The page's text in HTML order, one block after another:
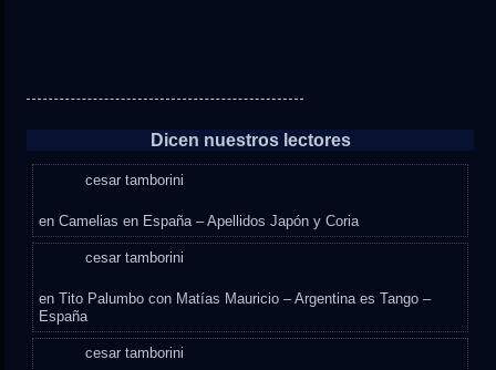
Dicen nuestros lectores
cesar tamborini
enCamelias en España – Apellidos Japón y Coria
cesar tamborini
enTito Palumbo con Matías Mauricio – Argentina es Tango –
España
cesar tamborini